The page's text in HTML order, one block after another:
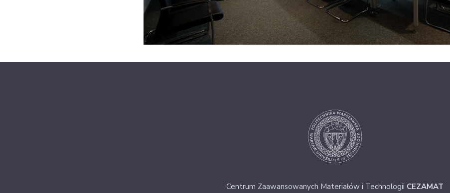
Centrum Zaawansowanych Materiałów i Technologii CEZAMAT